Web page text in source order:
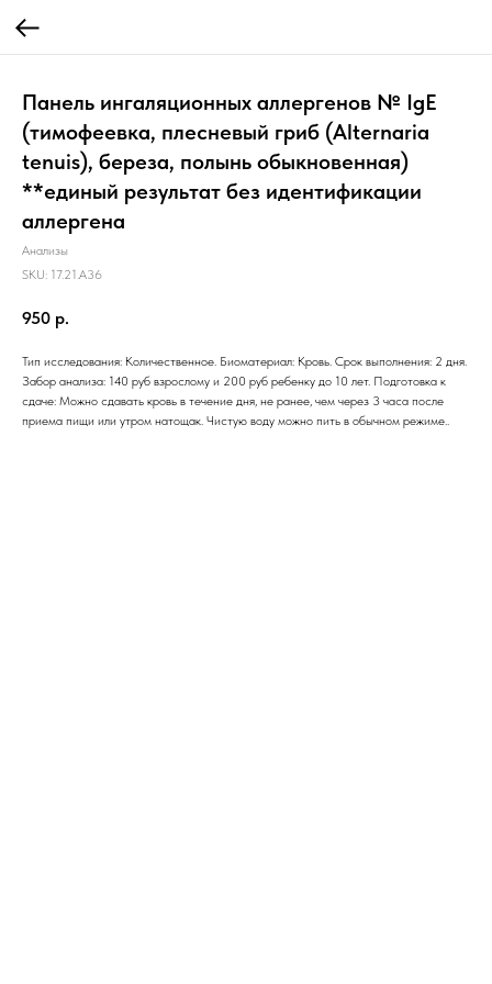
Панель ингаляционных аллергенов № IgE
(тимофеевка, плесневый гриб (Alternaria
tenuis), береза, полынь обыкновенная)
**единый результат без идентификации
аллергена
Анализы
SKU: 17.21.A36
950 р.
Тип исследования: Количественное. Биоматериал: Кровь. Срок выполнения: 2 дня.
Забор анализа: 140 руб взрослому и 200 руб ребенку до 10 лет. Подготовка к
сдаче: Можно сдавать кровь в течение дня, не ранее, чем через 3 часа после
приема пищи или утром натощак. Чистую воду можно пить в обычном режиме..